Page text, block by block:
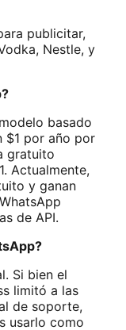
publicitar,
Nestle, y
basado
$1 por año por
gratuito
Actualmente,
y ganan
de API.
Si bien el
limitó a las
de soporte,
usarlo como